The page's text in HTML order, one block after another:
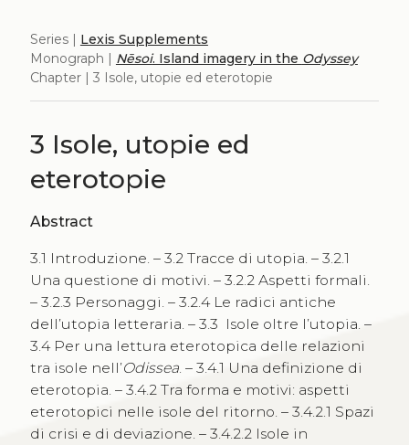
Series | Lexis Supplements
Monograph | Nēsoi. Island imagery in the Odyssey
Chapter | 3 Isole, utopie ed eterotopie
3 Isole, utopie ed
eterotopie
Abstract
3.1 Introduzione. – 3.2 Tracce di utopia. – 3.2.1
Una questione di motivi. – 3.2.2 Aspetti formali.
– 3.2.3 Personaggi. – 3.2.4 Le radici antiche
dell’utopia letteraria. – 3.3 Isole oltre l’utopia. –
3.4 Per una lettura eterotopica delle relazioni
tra isole nell’Odissea. – 3.4.1 Una definizione di
eterotopia. – 3.4.2 Tra forma e motivi: aspetti
eterotopici nelle isole del ritorno. – 3.4.2.1 Spazi
di crisi e di deviazione. – 3.4.2.2 Isole in